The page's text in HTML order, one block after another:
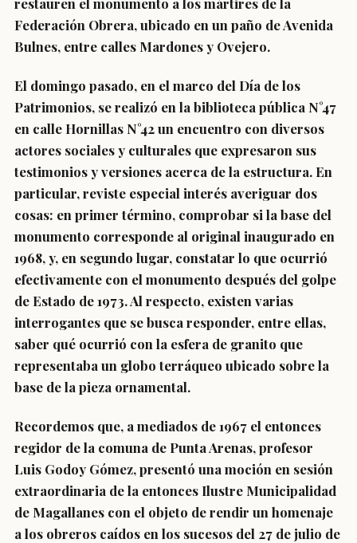
Federación Obrera, ubicado en un paño de Avenida
Bulnes, entre calles Mardones y Ovejero.
El domingo pasado, en el marco del Día de los
Patrimonios, se realizó en la biblioteca pública N°47
en calle Hornillas N°42 un encuentro con diversos
actores sociales y culturales que expresaron sus
testimonios y versiones acerca de la estructura. En
particular, reviste especial interés averiguar dos
cosas: en primer término, comprobar si la base del
monumento corresponde al original inaugurado en
1968, y, en segundo lugar, constatar lo que ocurrió
efectivamente con el monumento después del golpe
de Estado de 1973. Al respecto, existen varias
interrogantes que se busca responder, entre ellas,
saber qué ocurrió con la esfera de granito que
representaba un globo terráqueo ubicado sobre la
base de la pieza ornamental.
Recordemos que, a mediados de 1967 el entonces
regidor de la comuna de Punta Arenas, profesor
Luis Godoy Gómez, presentó una moción en sesión
extraordinaria de la entonces Ilustre Municipalidad
de Magallanes con el objeto de rendir un homenaje
a los obreros caídos en los sucesos del 27 de julio de